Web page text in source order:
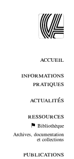
accueil
informations
pratiques
actualités
ressources
Bibliothèque
Archives, documentation
et collections
publications